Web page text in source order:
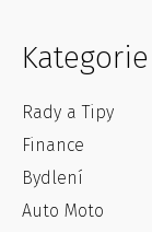
Kategorie
Rady a Tipy
Finance
Bydlení
Auto Moto